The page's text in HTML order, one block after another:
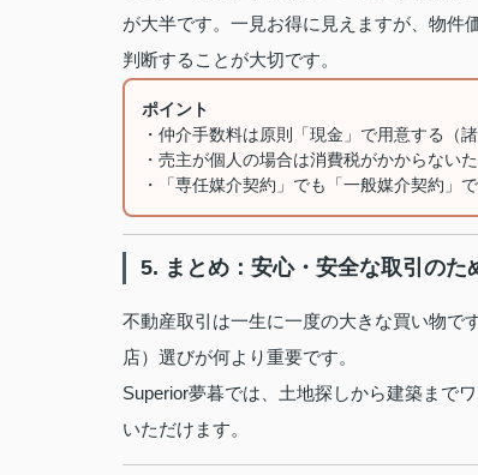
が大半です。一見お得に見えますが、物件
判断することが大切です。
ポイント
・仲介手数料は原則「現金」で用意する（
・売主が個人の場合は消費税がかからない
・「専任媒介契約」でも「一般媒介契約」
5. まとめ：安心・安全な取引のた
不動産取引は一生に一度の大きな買い物で
店）選びが何より重要です。
Superior夢暮では、土地探しから建築まで
いただけます。